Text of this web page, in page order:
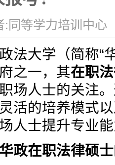
:同等学力培训中心
法大学（简称“
之一，其在职
场人士的关注
活的培养模式
人士提升专业
政在职法律硕